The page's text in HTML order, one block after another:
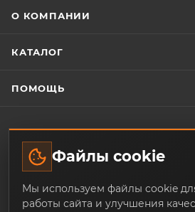
О КОМПАНИИ
КАТАЛОГ
ПОМОЩЬ
ЗАКАЗАТЬ ОБРАТНЫЙ ЗВОНОК
+7 (343) 253-
Файлы cookie
Мы используем файлы cookie
работы сайта и улучшения